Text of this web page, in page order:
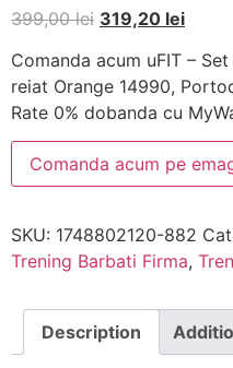
399,00lei 319,20 lei
Comanda acum uFIT –
reiat Orange 14990,
Rate 0% dobanda cu
Comanda acum pe
SKU: 1748802120-882
Trening Barbati Firma,
Description